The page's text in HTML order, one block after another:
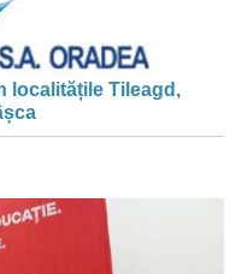
localitățile Tileagd,